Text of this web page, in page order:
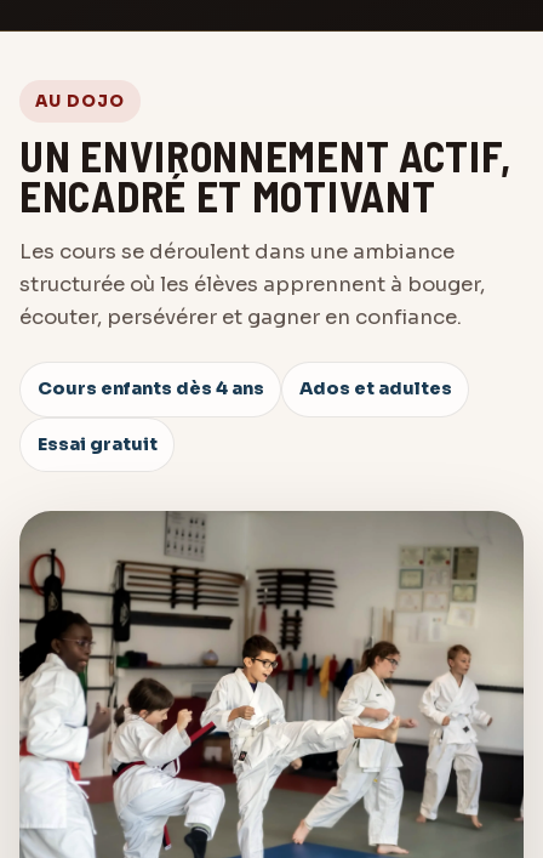
AU DOJO
UN ENVIRONNEMENT ACTIF,
ENCADRÉ ET MOTIVANT
Les cours se déroulent dans une ambiance
structurée où les élèves apprennent à bouger,
écouter, persévérer et gagner en confiance.
Cours enfants dès 4 ans Ados et adultes
Essai gratuit